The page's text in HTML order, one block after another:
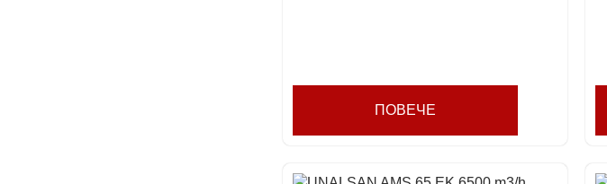
ПОВЕЧЕ